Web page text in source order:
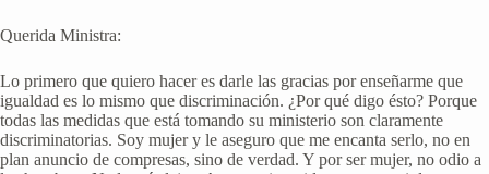
Querida Ministra:
Lo primero que quiero hacer es darle las gracias por enseñarme que
igualdad es lo mismo que discriminación. ¿Por qué digo ésto? Porque
todas las medidas que está tomando su ministerio son claramente
discriminatorias. Soy mujer y le aseguro que me encanta serlo, no en
plan anuncio de compresas, sino de verdad. Y por ser mujer, no odio a